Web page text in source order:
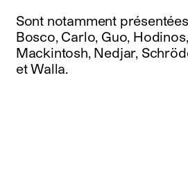
Sont notamment
Bosco, Carlo, Guo,
Mackintosh, Nedjar,
et Walla.